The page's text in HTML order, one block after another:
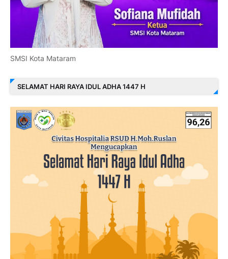
SMSI Kota Mataram
SELAMAT HARI RAYA IDUL ADHA 1447 H